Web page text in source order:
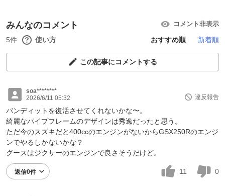
みんなのコメント コメント非表示
5件 使い方 おすすめ順 新着順
この記事にコメントする
soa********
2026/6/11 05:32
違反報告
バンディットを復活させてくれないかな〜。
綺麗なパイプフレームのデザインは秀逸だったと思う。
ただ今のスズキだと400ccのエンジンがないからGSX250Rのエンジ
ンでやるしかないかな？
グースはジクサーのエンジンで良さそうだけど。
返信0件 11 0